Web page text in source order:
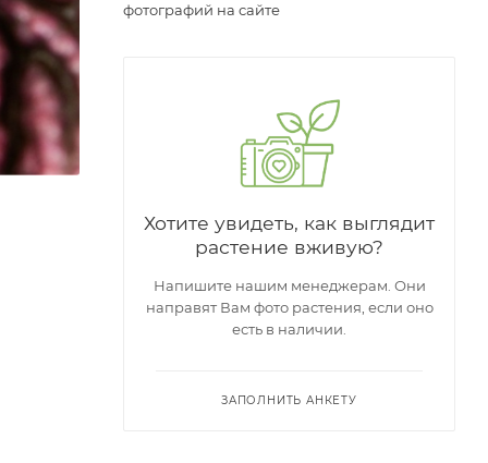
фотографий на сайте
Хотите увидеть, как выглядит
растение вживую?
Напишите нашим менеджерам. Они
направят Вам фото растения, если оно
есть в наличии.
ЗАПОЛНИТЬ АНКЕТУ